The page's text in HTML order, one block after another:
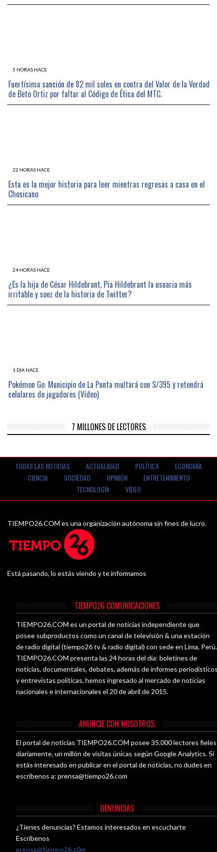
5 HORAS HACE
Fuertísima sanción de 82 mil soles en contra del Valor de la Verdad
de Beto Ortiz por faltar al Código de Ética del MTC.
22 HORAS HACE
Esta es la mejor historia para leer mientras regresas a casa en el
Chosicano
24 HORAS HACE
¿Es la hija de César Hildebrant, Pia Hildebrant la usuaria más
irritable y soez de la historia de Twitter?
1 DÍA HACE
Pokémon Go: Municipio de La Punta multará con S/395 y retendrá
celulares de jugadores (Vídeo)
7 MILLONES DE LECTORES
TODAS LAS NOTICIAS ACTUALIDAD POLÍTICA
ECONOMÍA
CIENCIA
SOCIEDAD OPINIÓN
ENTRETENIMIENTO
TECNOLOGÍA
VÍDEO
TIEMPO26.COM es una organización autónoma sin fines de lucro.
Está pasando, lo estás viendo y te informamos
TIEMPO26 COMUNICACIONES
TIEMPO26.COM es un portal de noticias independiente que
posee subproductos como un canal de televisión & una estación
de radio digital (tiempo26 tv & radio digital) con sede en Lima, Perú.
TIEMPO26.COM presenta las 24 horas del día: boletines de
noticias, documentales, debates, además de informes
y entrevistas políticas, hemos ingresado al mercado de noticias
nacionales e internacionales el 20 de abril de 2015.
ANUNCIE CON NOSOTROS:
El portal de noticias TIEMPO26.COM posee 35.000 lectores fieles
diariamente, un millón de visitas únicas según Google Analytics. Si
estás interesado en publicar en el portal de noticias, no dudes en
escríbenos a:prensa@tiempo26.com
DENUNCIAS
¿Tienes denuncias? Estamos interesados en escucharte
Escríbenos
prensa@tiempo26.c0m